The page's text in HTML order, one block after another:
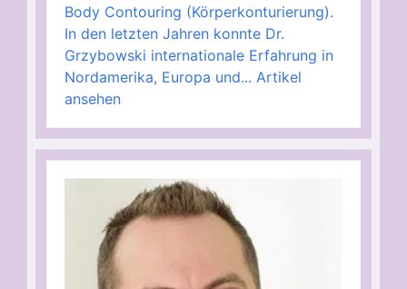
Body Contouring (Körperkonturierung).
In den letzten Jahren konnte Dr.
Grzybowski internationale Erfahrung in
Nordamerika, Europa und... Artikel
ansehen